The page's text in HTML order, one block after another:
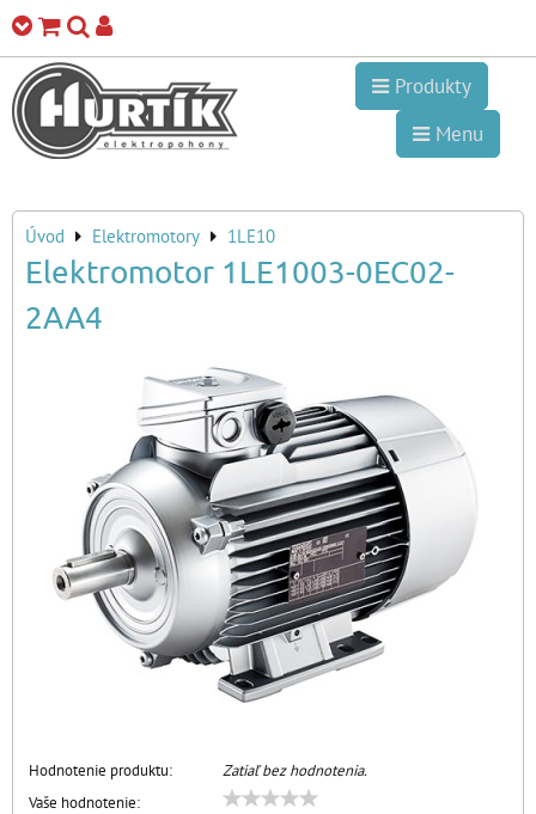
Produkty
Menu
Úvod Elektromotory 1LE10
Elektromotor 1LE1003-0EC02-
2AA4
Hodnotenie produktu:
Zatiaľ bez hodnotenia.
Vaše hodnotenie: